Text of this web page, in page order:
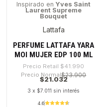
Inspirado en Yves Saint
Laurent Supreme
Bouquet
Lattafa
PERFUME LATTAFA YARA
MOI MUJER EDP 100 ML
Precio Retail $41.990
Precio Normal$23.900
$21.032
3 x $7.011 sin interés
4.6